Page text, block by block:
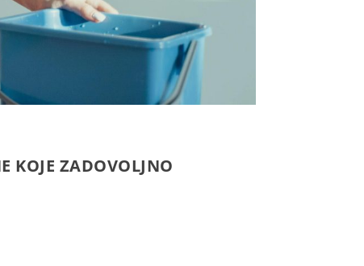
KOJE ZADOVOLJNO